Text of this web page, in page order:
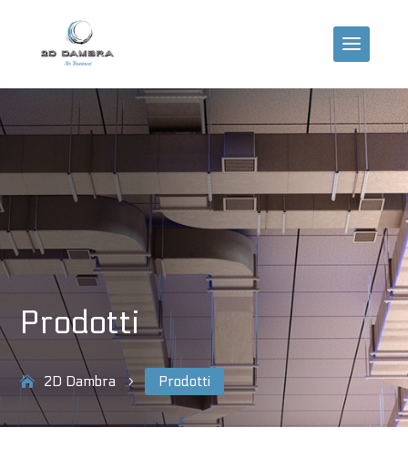
Prodotti
2D Dambra 5 Prodotti